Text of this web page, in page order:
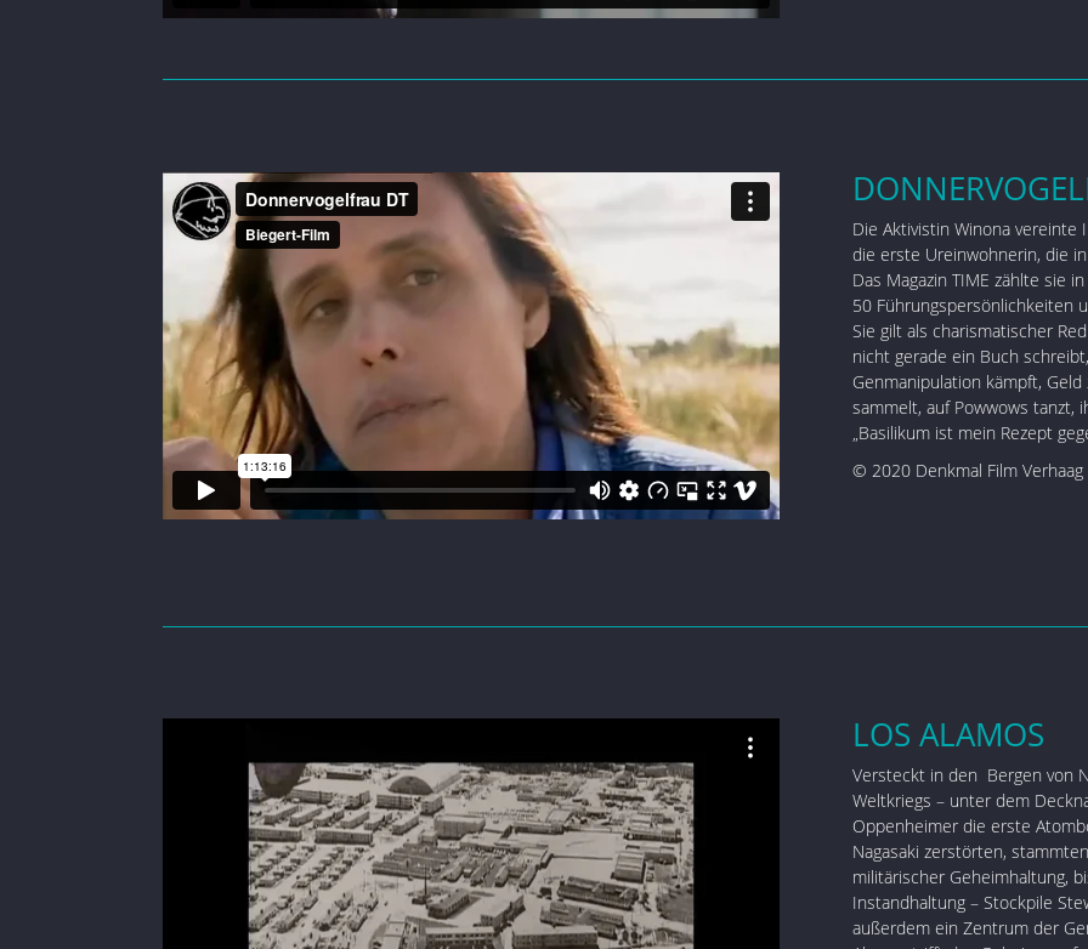
Die Aktivistin Winona
die erste Ureinwohnerin, die
Das Magazin TIME zählte sie
50 Führungspersönlichkeiten
Sie gilt als charismatischer
nicht gerade ein Buch
Genmanipulation kämpft,
sammelt, auf Powwows
„Basilikum ist mein Rezept
© 2020 Denkmal Film Verhaag
LOS ALAMOS
Versteckt in den Bergen von
Weltkriegs – unter dem
Oppenheimer die erste
Nagasaki zerstörten,
militärischer Geheimhaltung,
Instandhaltung – Stockpile
außerdem ein Zentrum der